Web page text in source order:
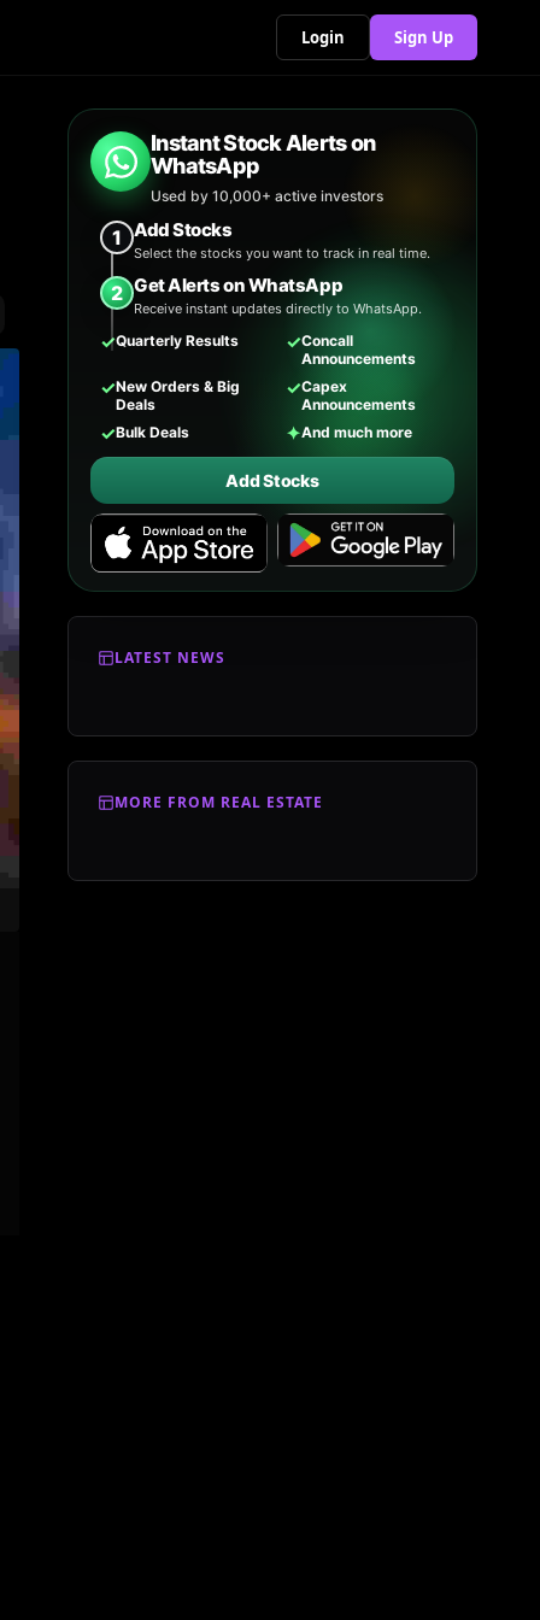
Login Sign Up
Instant Stock Alerts on
WhatsApp
Used by 10,000+ active investors
1 Add Stocks
Select the stocks you want to track in real time.
2 Get Alerts on WhatsApp
Receive instant updates directly to WhatsApp.
✓Quarterly Results ✓Concall
Announcements
✓New Orders & Big
Deals
✓Capex
Announcements
✓Bulk Deals ✦And much more
Add Stocks
LATEST NEWS
MORE FROM REAL ESTATE